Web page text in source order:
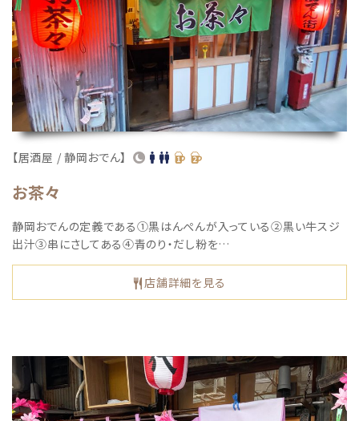
【居酒屋 / 静岡おでん】
お茶々
静岡おでんの定義である①黒はんぺんが入っている②黒い牛スジ
出汁③串にさしてある④青のり・だし粉を…
店舗詳細を見る